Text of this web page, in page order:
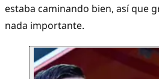
estaba caminando bien, así que
nada importante.